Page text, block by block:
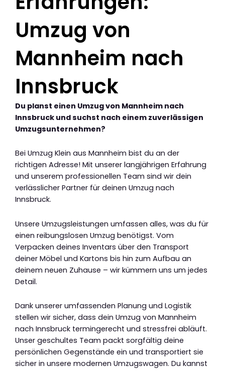
Umzug von
Mannheim nach
Innsbruck
Du planst einen Umzug von Mannheim nach
Innsbruck und suchst nach einem zuverlässigen
Umzugsunternehmen?
Bei Umzug Klein aus Mannheim bist du an der
richtigen Adresse! Mit unserer langjährigen Erfahrung
und unserem professionellen Team sind wir dein
verlässlicher Partner für deinen Umzug nach
Innsbruck.
Unsere Umzugsleistungen umfassen alles, was du für
einen reibungslosen Umzug benötigst. Vom
Verpacken deines Inventars über den Transport
deiner Möbel und Kartons bis hin zum Aufbau an
deinem neuen Zuhause – wir kümmern uns um jedes
Detail.
Dank unserer umfassenden Planung und Logistik
stellen wir sicher, dass dein Umzug von Mannheim
nach Innsbruck termingerecht und stressfrei abläuft.
Unser geschultes Team packt sorgfältig deine
persönlichen Gegenstände ein und transportiert sie
sicher in unsere modernen Umzugswagen. Du kannst